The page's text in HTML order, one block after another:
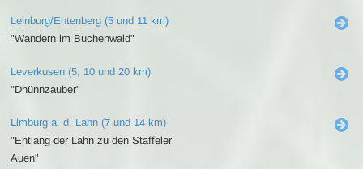
Leinburg/Entenberg (5 und 11 km)
"Wandern im Buchenwald"
Leverkusen (5, 10 und 20 km)
"Dhünnzauber"
Limburg a. d. Lahn (7 und 14 km)
"Entlang der Lahn zu den Staffeler
Auen"